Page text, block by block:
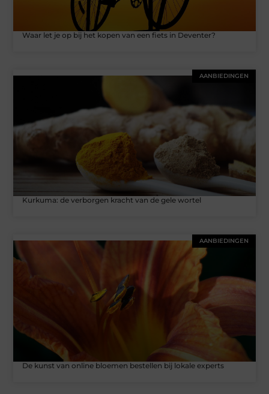
Waar let je op bij het kopen van een fiets in Deventer?
AANBIEDINGEN
Kurkuma: de verborgen kracht van de gele wortel
AANBIEDINGEN
De kunst van online bloemen bestellen bij lokale experts